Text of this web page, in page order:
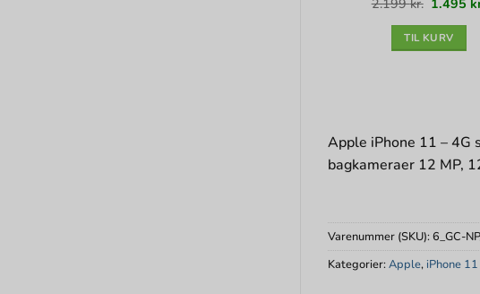
pris
TIL KURV
Apple iPhone 11 – 4G
bagkameraer 12 MP,
Varenummer (SKU):6_GC-
Kategorier:Apple, iPhone 11